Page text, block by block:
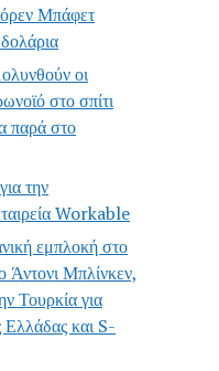
Μπάφετ
οι
στο σπίτι
παρά στο
την
Workable
εμπλοκή στο
Άντονι Μπλίνκεν,
Τουρκία για
Ελλάδας και S-